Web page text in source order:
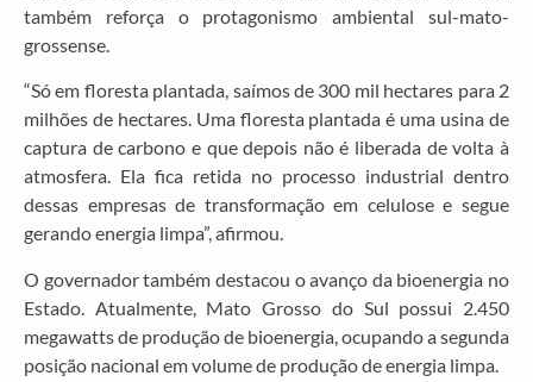
também reforça o protagonismo ambiental sul-mato-
grossense.
“Só em floresta plantada, saímos de 300 mil hectares para 2
milhões de hectares. Uma floresta plantada é uma usina de
captura de carbono e que depois não é liberada de volta à
atmosfera. Ela fica retida no processo industrial dentro
dessas empresas de transformação em celulose e segue
gerando energia limpa”, afirmou.
O governador também destacou o avanço da bioenergia no
Estado. Atualmente, Mato Grosso do Sul possui 2.450
megawatts de produção de bioenergia, ocupando a segunda
posição nacional em volume de produção de energia limpa.